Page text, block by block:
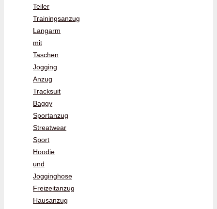
Teiler
Trainingsanzug
Langarm
mit
Taschen
Jogging
Anzug
Tracksuit
Baggy
Sportanzug
Streatwear
Sport
Hoodie
und
Jogginghose
Freizeitanzug
Hausanzug